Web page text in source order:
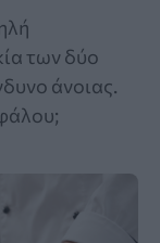
των δύο
άνοιας.